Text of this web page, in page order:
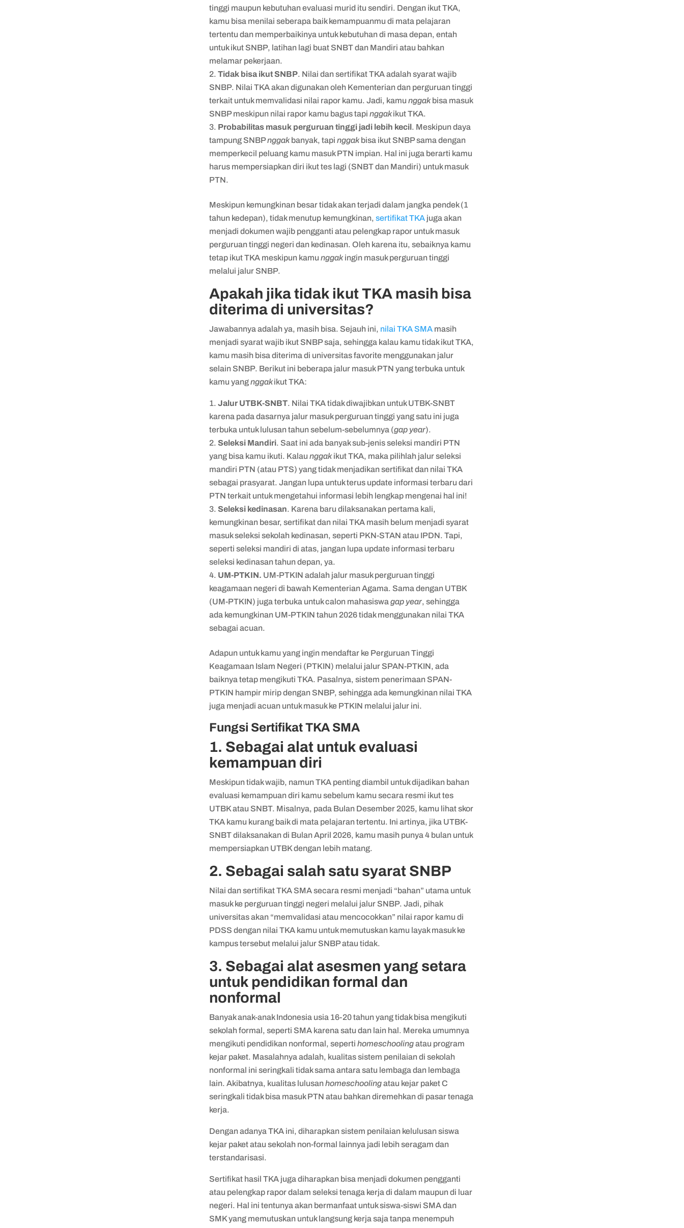
tinggi maupun kebutuhan evaluasi murid itu sendiri. Dengan ikut TKA,
kamu bisa menilai seberapa baik kemampuanmu di mata pelajaran
tertentu dan memperbaikinya untuk kebutuhan di masa depan, entah
untuk ikut SNBP, latihan lagi buat SNBT dan Mandiri atau bahkan
melamar pekerjaan.
Tidak bisa ikut SNBP. Nilai dan sertifikat TKA adalah syarat wajib
SNBP. Nilai TKA akan digunakan oleh Kementerian dan perguruan tinggi
terkait untuk memvalidasi nilai rapor kamu. Jadi, kamunggakbisa masuk
SNBP meskipun nilai rapor kamu bagus tapinggakikut TKA.
Probabilitas masuk perguruan tinggi jadi lebih kecil. Meskipun daya
tampung SNBPnggakbanyak, tapinggakbisa ikut SNBP sama dengan
memperkecil peluang kamu masuk PTN impian. Hal ini juga berarti kamu
harus mempersiapkan diri ikut tes lagi (SNBT dan Mandiri) untuk masuk
PTN.
Meskipun kemungkinan besar tidak akan terjadi dalam jangka pendek (1
tahun kedepan), tidak menutup kemungkinan,sertifikat TKA juga akan
menjadi dokumen wajib pengganti atau pelengkap rapor untuk masuk
perguruan tinggi negeri dan kedinasan. Oleh karena itu, sebaiknya kamu
tetap ikut TKA meskipun kamunggakingin masuk perguruan tinggi
melalui jalur SNBP.
Apakah jika tidak ikut TKA masih bisa
diterima di universitas?
Jawabannya adalah ya, masih bisa. Sejauh ini, nilai TKA SMA masih
menjadi syarat wajib ikut SNBP saja, sehingga kalau kamu tidak ikut TKA,
kamu masih bisa diterima di universitas favorite menggunakan jalur
selain SNBP. Berikut ini beberapa jalur masuk PTN yang terbuka untuk
kamu yangnggakikut TKA:
Jalur UTBK-SNBT. Nilai TKA tidak diwajibkan untuk UTBK-SNBT
karena pada dasarnya jalur masuk perguruan tinggi yang satu ini juga
terbuka untuk lulusan tahun sebelum-sebelumnya (gap year).
Seleksi Mandiri. Saat ini ada banyak sub-jenis seleksi mandiri PTN
yang bisa kamu ikuti. Kalaunggakikut TKA, maka pilihlah jalur seleksi
mandiri PTN (atau PTS) yang tidak menjadikan sertifikat dan nilai TKA
sebagai prasyarat. Jangan lupa untuk terus update informasi terbaru dari
PTN terkait untuk mengetahui informasi lebih lengkap mengenai hal ini!
Seleksi kedinasan. Karena baru dilaksanakan pertama kali,
kemungkinan besar, sertifikat dan nilai TKA masih belum menjadi syarat
masuk seleksi sekolah kedinasan, seperti PKN-STAN atau IPDN. Tapi,
seperti seleksi mandiri di atas, jangan lupa update informasi terbaru
seleksi kedinasan tahun depan, ya.
UM-PTKIN. UM-PTKIN adalah jalur masuk perguruan tinggi
keagamaan negeri di bawah Kementerian Agama. Sama dengan UTBK
(UM-PTKIN) juga terbuka untuk calon mahasiswagap year, sehingga
ada kemungkinan UM-PTKIN tahun 2026 tidak menggunakan nilai TKA
sebagai acuan.
Adapun untuk kamu yang ingin mendaftar ke Perguruan Tinggi
Keagamaan Islam Negeri (PTKIN) melalui jalur SPAN-PTKIN, ada
baiknya tetap mengikuti TKA. Pasalnya, sistem penerimaan SPAN-
PTKIN hampir mirip dengan SNBP, sehingga ada kemungkinan nilai TKA
juga menjadi acuan untuk masuk ke PTKIN melalui jalur ini.
Fungsi Sertifikat TKA SMA
1. Sebagai alat untuk evaluasi
kemampuan diri
Meskipun tidak wajib, namun TKA penting diambil untuk dijadikan bahan
evaluasi kemampuan diri kamu sebelum kamu secara resmi ikut tes
UTBK atau SNBT. Misalnya, pada Bulan Desember 2025, kamu lihat skor
TKA kamu kurang baik di mata pelajaran tertentu. Ini artinya, jika UTBK-
SNBT dilaksanakan di Bulan April 2026, kamu masih punya 4 bulan untuk
mempersiapkan UTBK dengan lebih matang.
2. Sebagai salah satu syarat SNBP
Nilai dan sertifikat TKA SMA secara resmi menjadi “bahan” utama untuk
masuk ke perguruan tinggi negeri melalui jalur SNBP. Jadi, pihak
universitas akan “memvalidasi atau mencocokkan” nilai rapor kamu di
PDSS dengan nilai TKA kamu untuk memutuskan kamu layak masuk ke
kampus tersebut melalui jalur SNBP atau tidak.
3. Sebagai alat asesmen yang setara
untuk pendidikan formal dan
nonformal
Banyak anak-anak Indonesia usia 16-20 tahun yang tidak bisa mengikuti
sekolah formal, seperti SMA karena satu dan lain hal. Mereka umumnya
mengikuti pendidikan nonformal, sepertihomeschoolingatau program
kejar paket. Masalahnya adalah, kualitas sistem penilaian di sekolah
nonformal ini seringkali tidak sama antara satu lembaga dan lembaga
lain. Akibatnya, kualitas lulusanhomeschoolingatau kejar paket C
seringkali tidak bisa masuk PTN atau bahkan diremehkan di pasar tenaga
kerja.
Dengan adanya TKA ini, diharapkan sistem penilaian kelulusan siswa
kejar paket atau sekolah non-formal lainnya jadi lebih seragam dan
terstandarisasi.
Sertifikat hasil TKA juga diharapkan bisa menjadi dokumen pengganti
atau pelengkap rapor dalam seleksi tenaga kerja di dalam maupun di luar
negeri. Hal ini tentunya akan bermanfaat untuk siswa-siswi SMA dan
SMK yang memutuskan untuk langsung kerja saja tanpa menempuh